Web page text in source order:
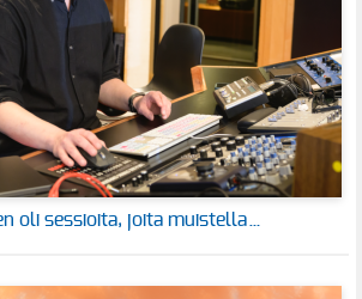
oli sessioita, joita muistella…